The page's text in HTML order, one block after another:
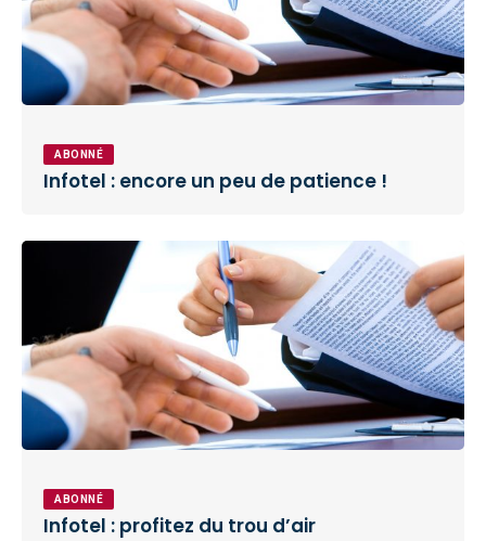
ABONNÉ
Infotel : encore un peu de patience !
ABONNÉ
Infotel : profitez du trou d’air